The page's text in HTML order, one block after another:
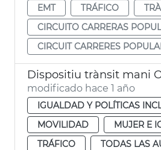
EMT
TRÁFICO
CIRCUITO CARRERAS
CIRCUIT CARRERES
Dispositiu trànsit mani
modificado hace 1 año
IGUALDAD Y POLÍTICAS
MOVILIDAD
MUJER E
TRÁFICO
TODAS LAS